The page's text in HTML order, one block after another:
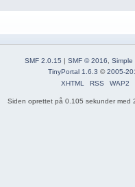
SMF 2.0.15 | SMF © 2016
Simple
TinyPortal 1.6.3 ©2005-
XHTML
RSS WAP2
Siden oprettet på 0.105 sekunder med